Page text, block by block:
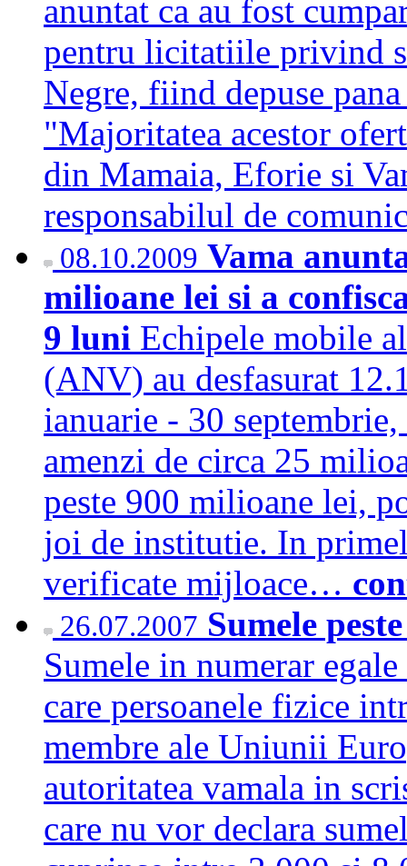
anuntat ca au fost
pentru licitatiile privind
Negre, fiind depuse
"Majoritatea acestor
din Mamaia, Eforie si
responsabilul de
08.10.2009 Vama
milioane lei si a
9 luni Echipele mobile
(ANV) au desfasurat
ianuarie - 30
amenzi de circa 25
peste 900 milioane lei,
joi de institutie. In
verificate mijloace…
26.07.2007 Sumele
Sumele in numerar
care persoanele fizice
membre ale Uniunii
autoritatea vamala in
care nu vor declara